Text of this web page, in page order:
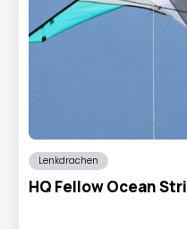
Lenkdrachen
HQ Fellow Ocean